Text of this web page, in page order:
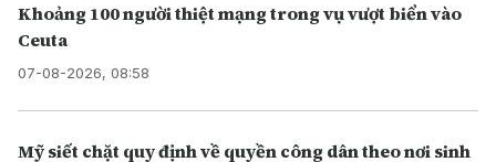
Khoảng 100 người thiệt mạng trong vụ vượt biển vào
Ceuta
07-08-2026, 08:58
Mỹ siết chặt quy định về quyền công dân theo nơi sinh